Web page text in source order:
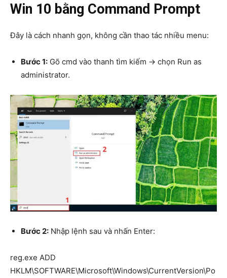
Win 10 bằng Command Prompt
Đây là cách nhanh gọn, không cần thao tác nhiều menu:
Bước 1: Gõ cmd vào thanh tìm kiếm → chọn Run as
administrator.
Bước 2: Nhập lệnh sau và nhấn Enter:
reg.exe ADD
HKLM\SOFTWARE\Microsoft\Windows\CurrentVersion\Po